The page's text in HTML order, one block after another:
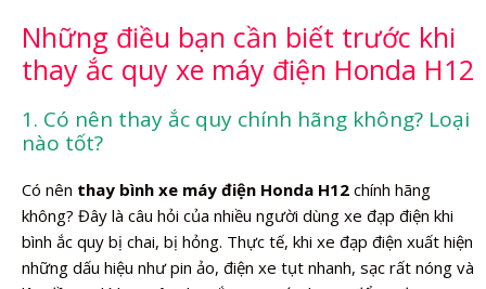
Những điều bạn cần biết trước khi
thay ắc quy xe máy điện Honda H12
1. Có nên thay ắc quy chính hãng không? Loại
nào tốt?
Có nên thay bình xe máy điện Honda H12 chính hãng
không? Đây là câu hỏi của nhiều người dùng xe đạp điện khi
bình ắc quy bị chai, bị hỏng. Thực tế, khi xe đạp điện xuất hiện
những dấu hiệu như pin ảo, điện xe tụt nhanh, sạc rất nóng và